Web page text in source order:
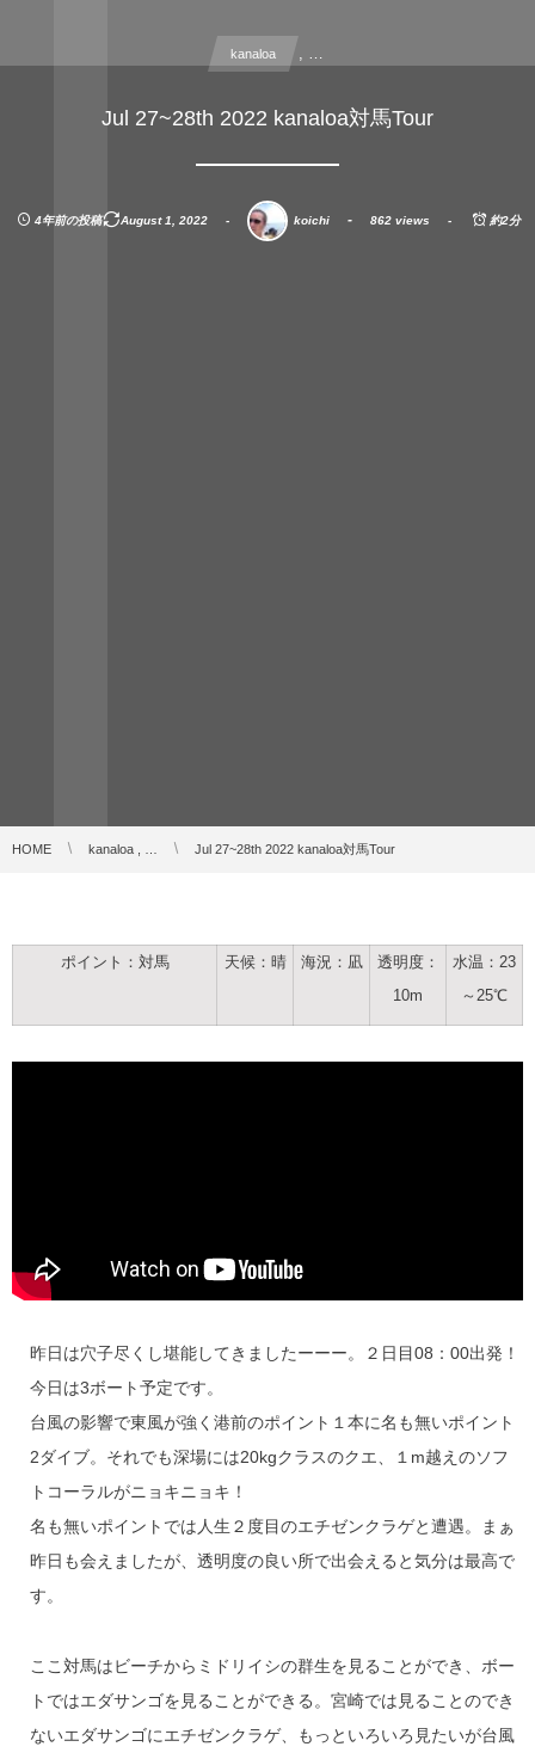
kanaloa , …
Jul 27~28th 2022 kanaloa対馬Tour
4年前の投稿 August 1 ,2022 koichi 862 views 約2分
HOME kanaloa , … Jul 27~28th 2022 kanaloa対馬Tour
ポイント：対馬 天候：晴 海況：凪
透明度：
10m
水温：23
～25℃
昨日は穴子尽くし堪能してきましたーーー。２日目08：00出発！
今日は3ボート予定です。
台風の影響で東風が強く港前のポイント１本に名も無いポイント
2ダイブ。それでも深場には20kgクラスのクエ、１m越えのソフ
トコーラルがニョキニョキ！
名も無いポイントでは人生２度目のエチゼンクラゲと遭遇。まぁ
昨日も会えましたが、透明度の良い所で出会えると気分は最高で
す。
ここ対馬はビーチからミドリイシの群生を見ることができ、ボー
トではエダサンゴを見ることができる。宮崎では見ることのでき
ないエダサンゴにエチゼンクラゲ、もっといろいろ見たいが台風